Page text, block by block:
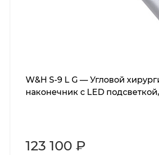
W&H S-9 L G — Угловой
наконечник с LED подсветкой,
123 100 ₽